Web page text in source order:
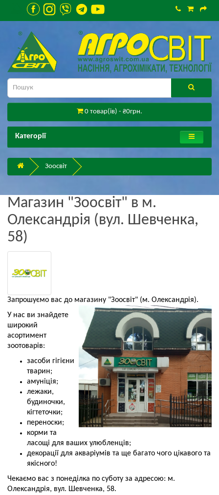
0 товар(ів) - ₴0грн.
Категорії
Зоосвіт
Магазин "Зоосвіт" в м.
Олександрія (вул. Шевченка,
58)
Запрошуємо вас до магазину "Зоосвіт" (м. Олександрія).
У нас ви знайдете
широкий
асортимент
зоотоварів:
засоби гігієни
тварин;
амуніція;
лежаки,
будиночки,
кігтеточки;
переноски;
корми та
ласощі для ваших улюбленців;
декорації для акваріумів та ще багато чого цікавого та
якісного!
Чекаємо вас з понеділка по суботу за адресою: м.
Олександрія, вул. Шевченка, 58.